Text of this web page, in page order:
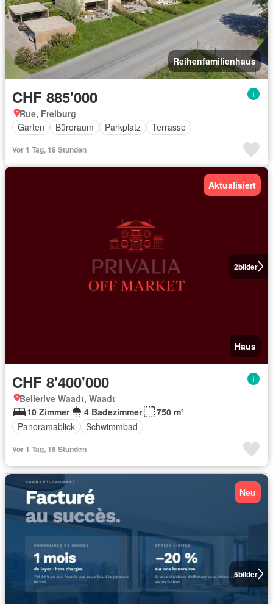
Reihenfamilienhaus
CHF 885'000
Rue, Freiburg
Garten
Büroraum Parkplatz Terrasse
Vor 1 Tag, 18 Stunden
2bilder
Aktualisiert
Haus
CHF 8'400'000
Bellerive Waadt, Waadt
10 Zimmer
4 Badezimmer
750 m²
Panoramablick
Schwimmbad
Vor 1 Tag, 18 Stunden
5bilder
Neu